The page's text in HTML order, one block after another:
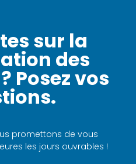
sur la
des
Posez vos
promettons de vous
les jours ouvrables !